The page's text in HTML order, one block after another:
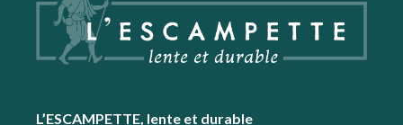
L’ESCAMPETTE, lente et durable